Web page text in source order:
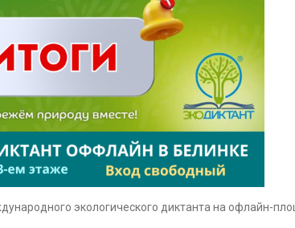
экологического диктанта на офлайн-